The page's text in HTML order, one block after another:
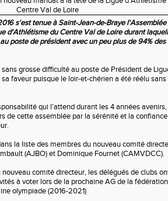
s'est tenue à Saint-Jean-de-Braye l'Assemblée
d'Athlétisme du Centre Val de Loire durant
poste de président avec un peu plus de 94% des
grosse difficulté au poste de Président de
faveur puisque le loir-et-chérien a été réélu sans
qui l'attend durant les 4 années avenirs,
de cette assemblée par la sérénité et la
la liste des membres du nouveau comité
(AJBO) et Dominique Fournet (CAMVDCC).
comité directeur, les délégués de clubs
à voter lors de la prochaine AG de la fédération
olympiade (2016-2021)